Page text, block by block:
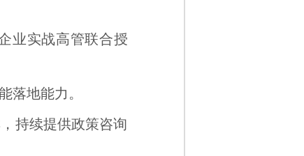
业实战高管联合授
落地能力。
持续提供政策咨询